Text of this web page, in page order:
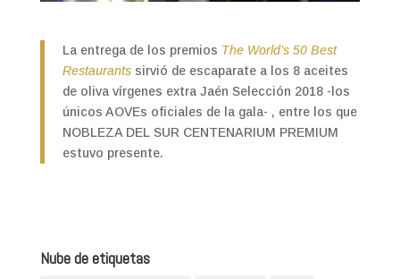
La entrega de los premios The World’s 50 Best
Restaurantssirvió de escaparate a los 8 aceites
de oliva vírgenes extra Jaén Selección 2018 -los
únicos AOVEs oficiales de la gala- , entre los que
NOBLEZA DEL SUR CENTENARIUM PREMIUM
estuvo presente.
Nube de etiquetas